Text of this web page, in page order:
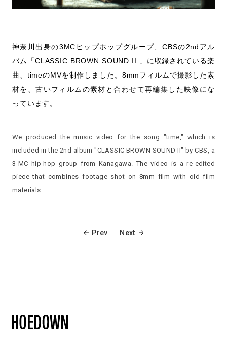
神奈川出身の3MCヒップホップグループ、CBSの2ndアル
バム「CLASSIC BROWN SOUND II 」に収録されている楽
曲、timeのMVを制作しました。8mmフィルムで撮影した素
材を、古いフィルムの素材と合わせて再編集した映像にな
っています。
We produced the music video for the song "time," which is
included in the 2nd album "CLASSIC BROWN SOUND II" by CBS, a
3-MC hip-hop group from Kanagawa. The video is a re-edited
piece that combines footage shot on 8mm film with old film
materials.
Prev Next